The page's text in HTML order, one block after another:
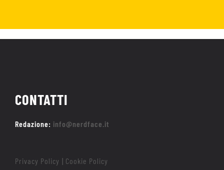
CONTATTI
Redazione: info@nerdface.it
Privacy Policy | Cookie Policy